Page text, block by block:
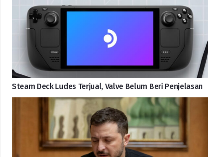
Steam Deck Ludes Terjual, Valve Belum Beri Penjelasan